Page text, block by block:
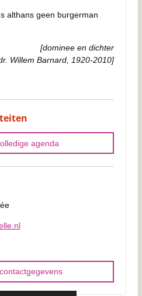
althans geen burgerman
[dominee en dichter
Willem Barnard, 1920-2010]
agenda